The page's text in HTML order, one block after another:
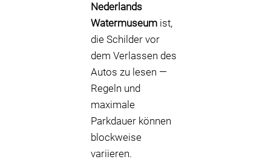
Nederlands
Watermuseum ist,
die Schilder vor
dem Verlassen des
Autos zu lesen —
Regeln und
maximale
Parkdauer können
blockweise
variieren.